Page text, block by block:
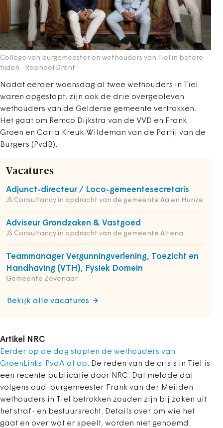
College van burgemeester en wethouders van Tiel in betere
tijden - Raphael Drent
Nadat eerder woensdag al twee wethouders in Tiel
waren opgestapt, zijn ook de drie overgebleven
wethouders van de Gelderse gemeente vertrokken.
Het gaat om Remco Dijkstra van de VVD en Frank
Groen en Carla Kreuk-Wildeman van de Partij van de
Burgers (PvdB).
Vacatures
Adjunct-directeur / Loco-gemeentesecretaris
JS Consultancy in opdracht van de gemeente Aa en Hunze
Adviseur Grondzaken & Vastgoed
JS Consultancy in opdracht van de gemeente Altena
Teammanager Vergunningverlening, Toezicht en
Handhaving (VTH), Fysiek Domein
Gemeente Zevenaar
Bekijk alle vacatures
Artikel NRC
Eerder op de dag stapten de wethouders van
GroenLinks-PvdA al op. De reden van de crisis in Tiel is
een recente publicatie door NRC. Dat meldde dat
volgens oud-burgemeester Frank van der Meijden
wethouders in Tiel betrokken zouden zijn bij zaken uit
het straf- en bestuursrecht. Details over om wie het
gaat en over wat er speelt, worden niet genoemd.